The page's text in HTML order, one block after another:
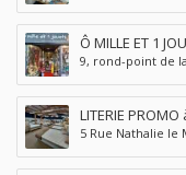
Ô MILLE ET 1
9, rond-point de
LITERIE
5 Rue Nathalie le